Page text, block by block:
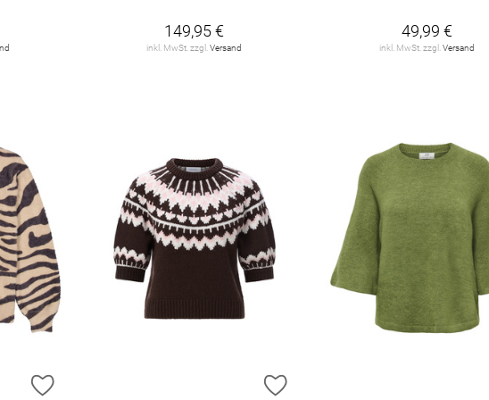
149,95 €
inkl. MwSt. zzgl.Versand
49,99 €
inkl. MwSt. zzgl.Versand
ZUR WUNSCHLISTE HINZUFÜGEN ZUR WUNSCHLISTE HINZUFÜGEN